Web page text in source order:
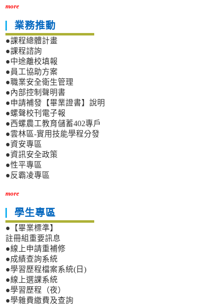
more
業務推動
●課程總體計畫
●課程諮詢
●中途離校填報
●員工協助方案
●職業安全衛生管理
●內部控制聲明書
●申請補發【畢業證書】說明
●螺聲校刊電子報
●西螺農工教育儲蓄402專戶
●雲林區-實用技能學程分發
●資安專區
●資訊安全政策
●性平專區
●反霸凌專區
more
學生專區
●【畢業標準】
註冊組重要訊息
●線上申請重補修
●成績查詢系統
●學習歷程檔案系統(日)
●線上選課系統
●學習歷程（夜）
●學雜費繳費及查詢